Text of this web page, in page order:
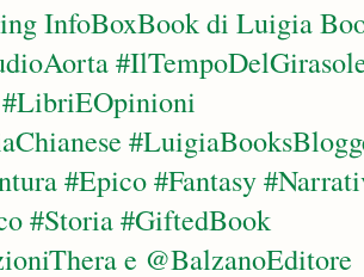
InfoBoxBook di Luigia
#Epico #Fantasy
#Storia #GiftedBook
e @BalzanoEditore